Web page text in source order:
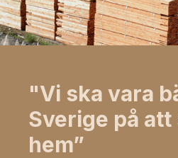
"Vi ska vara
Sverige på att
hem”